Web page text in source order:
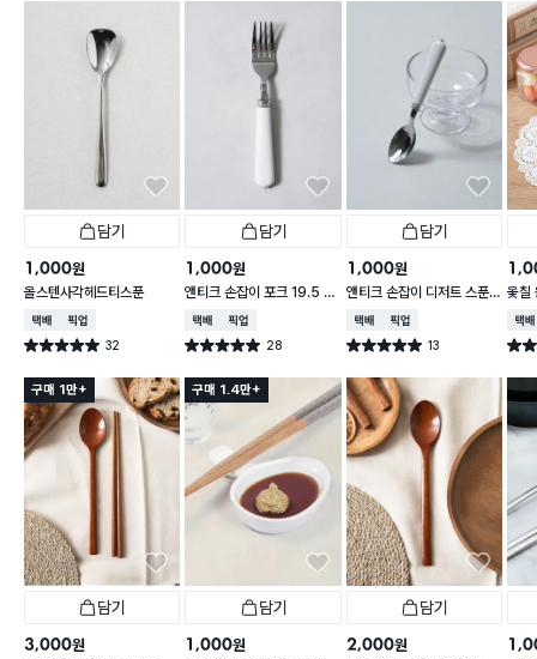
담기
1,000원
올스텐사각헤드티스푼
택배배송매장픽업
별점 5.0점 32
건 작성
담기
1,000원
앤티크 손잡이 포크 19.5 c
m
택배배송매장픽업
별점 5.0점 28
건 작성
담기
1,000원
앤티크 손잡이 디저트 스푼 1
6 cm
택배배송매장픽업
별점 5.0점 13
건 작성
옻칠
cm
택배
별점
구매 1만+
담기
3,000원
구매 1.4만+
담기
1,000원
담기
2,000원